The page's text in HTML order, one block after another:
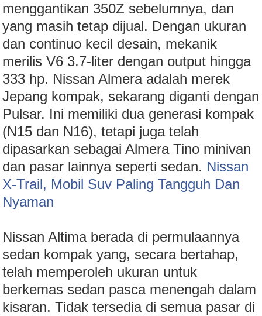
menggantikan 350Z sebelumnya, dan
yang masih tetap dijual. Dengan ukuran
dan continuo kecil desain, mekanik
merilis V6 3.7-liter dengan output hingga
333 hp. Nissan Almera adalah merek
Jepang kompak, sekarang diganti dengan
Pulsar. Ini memiliki dua generasi kompak
(N15 dan N16), tetapi juga telah
dipasarkan sebagai Almera Tino minivan
dan pasar lainnya seperti sedan. Nissan
X-Trail, Mobil Suv Paling Tangguh Dan
Nyaman
Nissan Altima berada di permulaannya
sedan kompak yang, secara bertahap,
telah memperoleh ukuran untuk
berkemas sedan pasca menengah dalam
kisaran. Tidak tersedia di semua pasar di